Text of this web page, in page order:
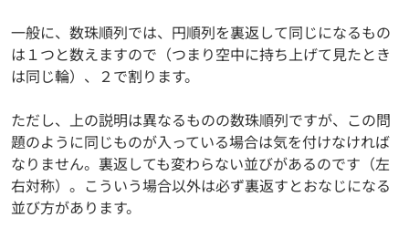
一般に、数珠順列では、円順列を裏返して同じになるもの
は１つと数えますので（つまり空中に持ち上げて見たとき
は同じ輪）、２で割ります。
ただし、上の説明は異なるものの数珠順列ですが、この問
題のように同じものが入っている場合は気を付けなければ
なりません。裏返しても変わらない並びがあるのです（左
右対称）。こういう場合以外は必ず裏返すとおなじになる
並び方があります。